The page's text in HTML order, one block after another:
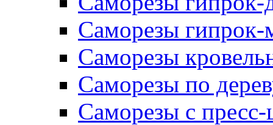
Саморезы гипрок-
Саморезы
Саморезы по
Саморезы с